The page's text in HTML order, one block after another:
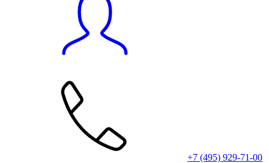
+7 (495) 929-71-00